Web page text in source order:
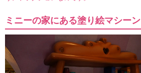
ミニーの家にある塗り絵マシーン